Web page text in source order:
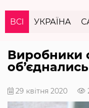
ВСІ УКРАЇНА
Виробники
29 квітня 2020